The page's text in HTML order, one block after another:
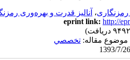
رمزنگاری، آنالیز قدرت و بهره‌وری
eprint link: http://
موضوع مقاله: تخصصي